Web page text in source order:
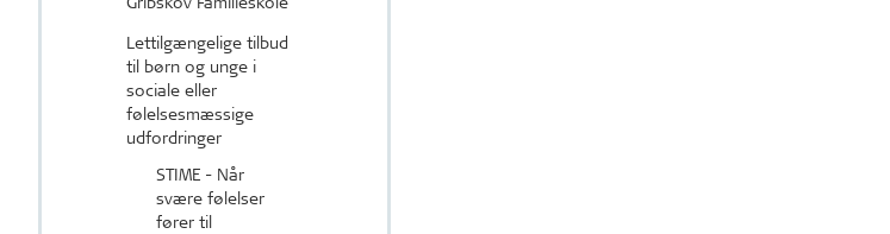
Lettilgængelige tilbud
til børn og unge i
sociale eller
følelsesmæssige
udfordringer
STIME - Når
svære følelser
fører til